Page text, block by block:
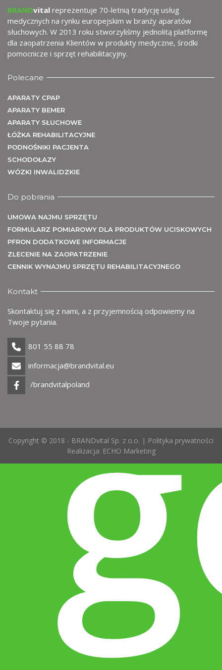
BRANDvital reprezentuje 70-letnią tradycję usług
medycznych na rynku europejskim w branży aparatów
słuchowych. W 2013 roku stworzyliśmy jednolitą platformę
dla zaopatrzenia Klientów w produkty medyczne, środki
pomocnicze i sprzęt rehabilitacyjny.
Polecane
APARATY CPAP
APARATY BEMER
APARATY SŁUCHOWE
ŁÓŻKA REHABILITACYJNE
PODNOŚNIKI PACJENTA
SCHODOŁAZY
WÓZKI INWALIDZKIE
Do pobrania
UMOWA NAJMU SPRZĘTU
FORMULARZ POMIAROWY DLA PRODUKTÓW UCISKOWYCH
PFRON DODATKOWE INFORMACJE
ZLECENIE NA ZAOPATRZENIE
CENNIK WYNAJMU SPRZĘTU REHABILITACYJNEGO
Kontakt
Skontaktuj się z nami, a z przyjemnością odpowiemy na
Twoje pytania.
801 55 88 78
informacja@brandvital.eu
/brandvitalpoland
Copyright © 2018 - BRANDvital Sp. z o.o. | Polityka prywatności
Realizacja: ECHO Marketing